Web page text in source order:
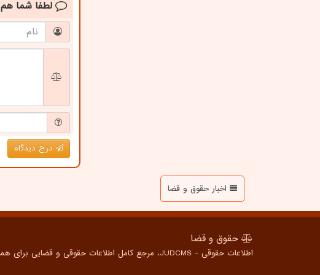
لطفا شما هم
درج دیدگاه
اخبار حقوق و قضا
حقوق و قضا
اطلاعات حقوقی - JUDCMS، مرجع کامل اطلاعات حقوقی و قضایی برای همه، از شهروندان عادی تا متخصصین